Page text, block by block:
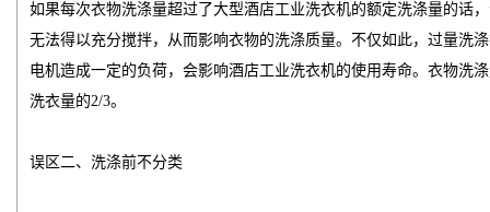
如果每次衣物洗涤量超过了大型酒店工业洗衣机的额定洗涤量的话
无法得以充分搅拌，从而影响衣物的洗涤质量。不仅如此，过量洗
电机造成一定的负荷，会影响酒店工业洗衣机的使用寿命。衣物洗
洗衣量的2/3。
误区二、洗涤前不分类